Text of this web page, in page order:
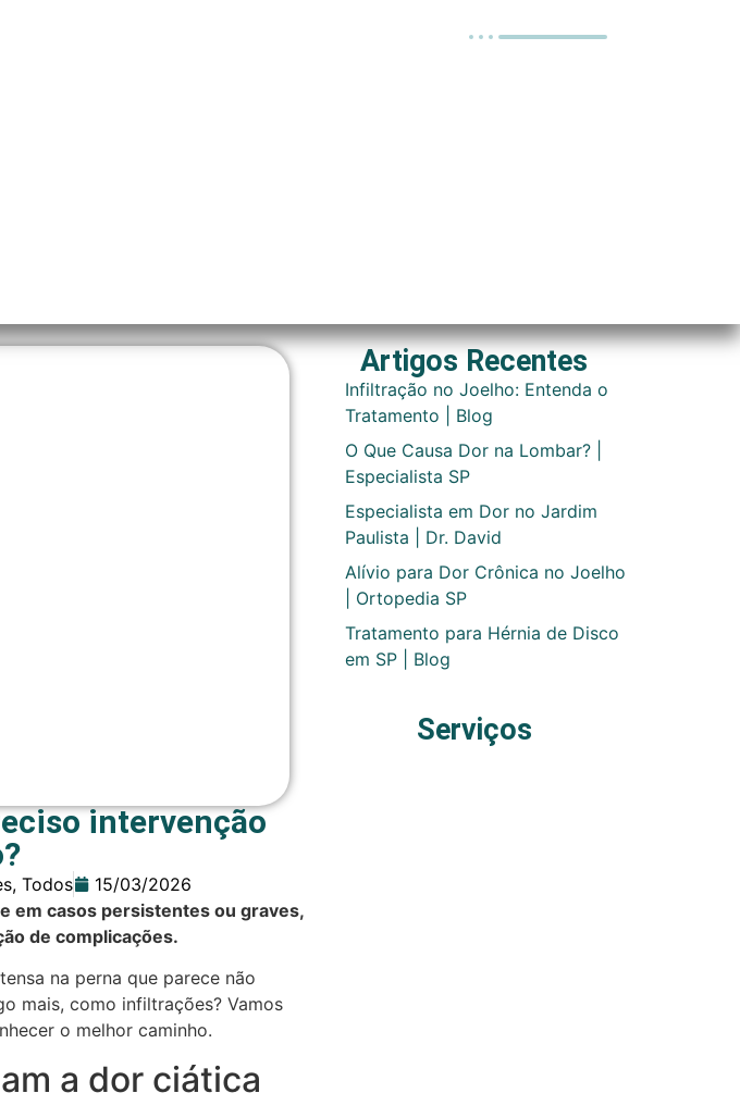
intervenção
, Todos
15/03/2026
em casos persistentes ou graves,
de complicações.
na perna que parece não
mais, como infiltrações? Vamos
o melhor caminho.
a dor ciática
Artigos Recentes
Infiltração no Joelho: Entenda o
Tratamento | Blog
O Que Causa Dor na Lombar? |
Especialista SP
Especialista em Dor no Jardim
Paulista | Dr. David
Alívio para Dor Crônica no Joelho
| Ortopedia SP
Tratamento para Hérnia de Disco
em SP | Blog
Serviços